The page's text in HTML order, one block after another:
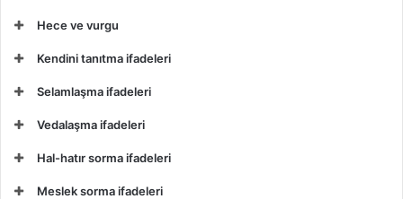
Hece ve vurgu
Kendini tanıtma ifadeleri
Selamlaşma ifadeleri
Vedalaşma ifadeleri
Hal-hatır sorma ifadeleri
Meslek sorma ifadeleri